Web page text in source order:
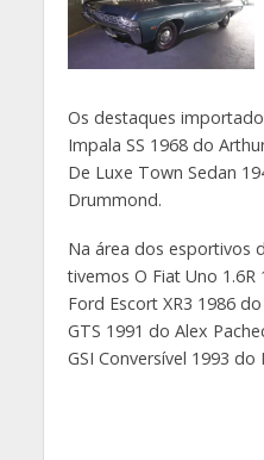
Os destaques
Impala SS 1968 do
De Luxe Town Sedan
Drummond.
Na área dos esportivos
tivemos O Fiat Uno
Ford Escort XR3 1986
GTS 1991 do Alex
GSI Conversível 1993